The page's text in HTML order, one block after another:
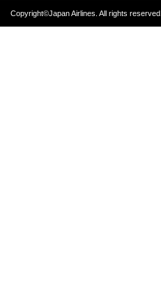
Copyright©Japan Airlines. All rights reserved.